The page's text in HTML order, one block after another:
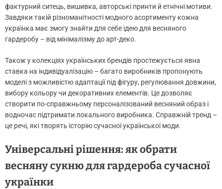
фактурний ситець, вишивка, авторські принти й етнічні мотиви.
Завдяки такій різноманітності модного асортименту кожна
українка має змогу знайти для себе ідею для весняного
гардеробу – від мінімалізму до арт-деко.
Також у колекціях українських брендів простежується явна
ставка на індивідуалізацію – багато виробників пропонують
моделі з можливістю адаптації під фігуру, регулювання довжини,
вибору кольору чи декоративних елементів. Це дозволяє
створити по-справжньому персоналізований весняний образ і
водночас підтримати локального виробника. Справжній тренд –
це речі, які творять історію сучасної української моди.
Універсальні рішення: як обрати
весняну сукню для гардероба сучасної
українки